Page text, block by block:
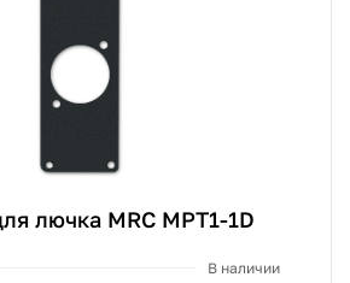
лючка MRC MPT1-1D
В наличии